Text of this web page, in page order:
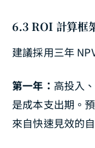
6.3 ROI 計算框
建議採用三年
第一年： 高投入
是成本支出期。
來自快速見效的